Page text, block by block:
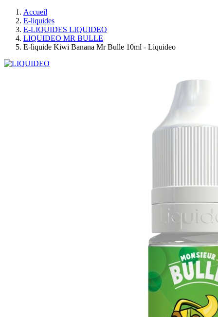
Accueil
E-liquides
E-LIQUIDES LIQUIDEO
LIQUIDEO MR BULLE
E-liquide Kiwi Banana Mr Bulle 10ml - Liquideo